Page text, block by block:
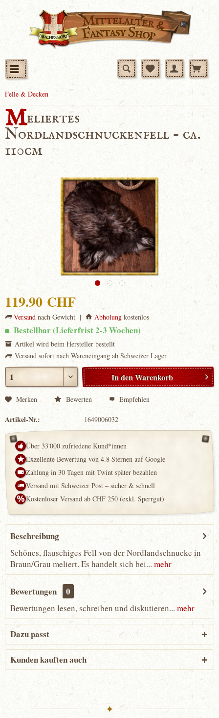
Felle & Decken
Meliertes
Nordlandschnuckenfell - ca.
110cm
119.90 CHF
Versandnach Gewicht | Abholungkostenlos
Bestellbar (Lieferfrist 2-3 Wochen)
Artikel wird beim Hersteller bestellt
Versand sofort nach Wareneingang ab Schweizer Lager
In denWarenkorb
Merken Bewerten Empfehlen
Artikel-Nr.: 1649006032
Über 33'000 zufriedene Kund*innen
Exzellente Bewertung von 4.8 Sternen auf Google
Zahlung in 30 Tagen mit Twint später bezahlen
Versand mit Schweizer Post – sicher & schnell
Kostenloser Versand ab CHF 250 (exkl. Sperrgut)
Beschreibung
Schönes, flauschiges Fell von der Nordlandschnucke in
Braun/Grau meliert. Es handelt sich bei... mehr
Bewertungen 0
Bewertungen lesen, schreiben und diskutieren... mehr
Dazu passt
Kunden kauften auch
✦